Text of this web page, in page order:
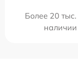
Более 20